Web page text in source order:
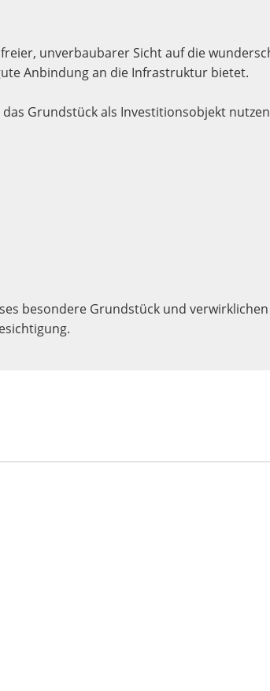
unverbaubarer Sicht auf die
Anbindung an die Infrastruktur bietet.
Grundstück als Investitionsobjekt
besondere Grundstück und